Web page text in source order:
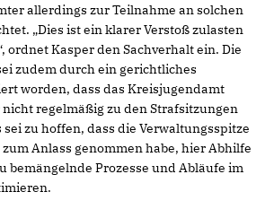
allerdings zur Teilnahme an solchen
„Dies ist ein klarer Verstoß zulasten
ordnet Kasper den Sachverhalt ein. Die
zudem durch ein gerichtliches
worden, dass das Kreisjugendamt
regelmäßig zu den Strafsitzungen
sei zu hoffen, dass die Verwaltungsspitze
Anlass genommen habe, hier Abhilfe
bemängelnde Prozesse und Abläufe im